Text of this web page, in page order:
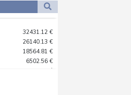
32431.12 €
26140.13 €
18564.81 €
6502.56 €
$